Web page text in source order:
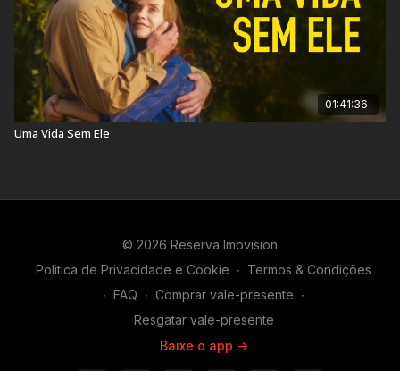
01:41:36
Uma Vida Sem Ele
© 2026 Reserva Imovision
Politica de Privacidade e Cookie ∙ Termos & Condições
∙ FAQ ∙ Comprar vale-presente ∙
Resgatar vale-presente
Baixe o app ->